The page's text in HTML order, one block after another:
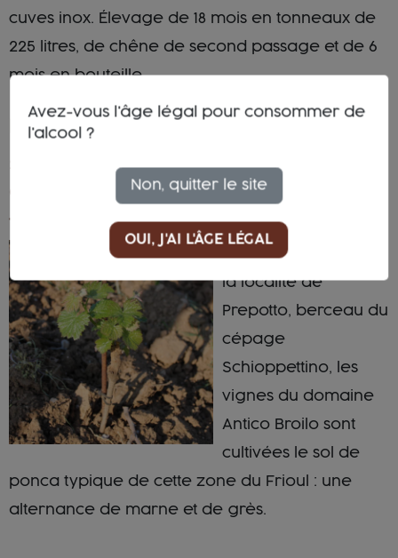
cuves inox. Élevage de 18 mois en tonneaux de
225 litres, de chêne de second passage et de 6
mois en bouteille.
EARTH
Marneux
Continental
TERROIR :
Situées au cœur de
la localité de
Prepotto, berceau du
cépage
Schioppettino, les
vignes du domaine
Antico Broilo sont
cultivées le sol de
ponca typique de cette zone du Frioul : une
alternance de marne et de grès.
Avez-vous l'âge légal pour consommer de
l'alcool ?
Non, quitter le site
OUI, J'AI L'ÂGE LÉGAL